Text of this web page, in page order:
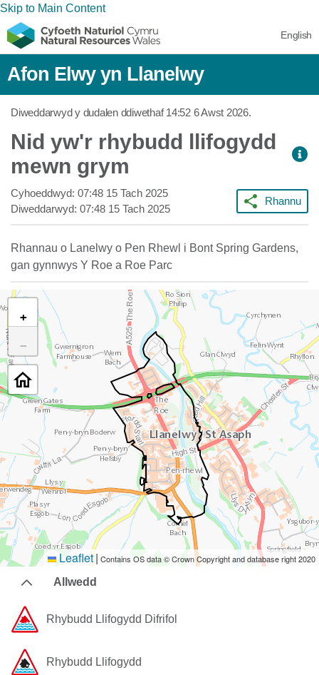
Skip to Main Content
English
Afon Elwy yn Llanelwy
Diweddarwyd y dudalen ddiwethaf14:52 6 Awst 2026.
Nid yw'r rhybudd llifogydd
mewn grym
Cyhoeddwyd: 07:48 15 Tach 2025
Diweddarwyd: 07:48 15 Tach 2025
Rhannu
Rhannau o Lanelwy o Pen Rhewl i Bont Spring Gardens,
gan gynnwys Y Roe a Roe Parc
+
−
Leaflet| Contains OS data © Crown Copyright and database right 2020
Allwedd
Rhybudd ​Llifogydd ​Difrifol
Rhybudd Llifogydd